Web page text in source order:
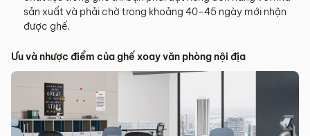
sản xuất và phải chờ trong khoảng 40-45 ngày mới nhận
được ghế.
Ưu và nhược điểm của ghế xoay văn phòng nội địa